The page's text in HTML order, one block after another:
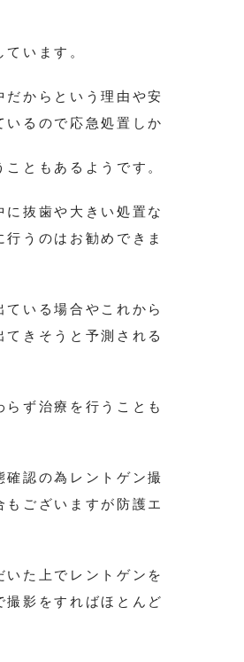
います。
だからという理由や安
いるので応急処置しか
こともあるようです。
に抜歯や大きい処置な
行うのはお勧めできま
ている場合やこれから
てきそうと予測される
らず治療を行うことも
確認の為レントゲン撮
もございますが防護エ
いた上でレントゲンを
撮影をすればほとんど